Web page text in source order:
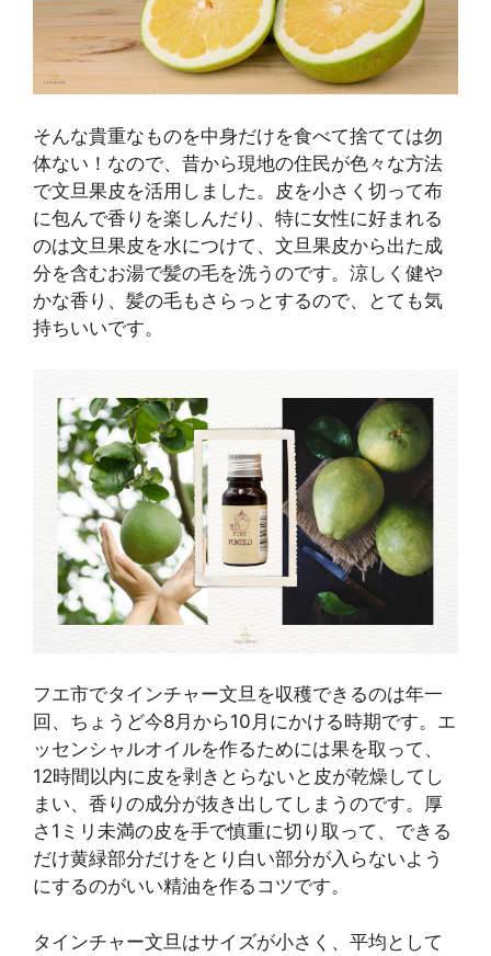
そんな貴重なものを中身だけを食べて捨てては勿
体ない！なので、昔から現地の住民が色々な方法
で文旦果皮を活用しました。皮を小さく切って布
に包んで香りを楽しんだり、特に女性に好まれる
のは文旦果皮を水につけて、文旦果皮から出た成
分を含むお湯で髪の毛を洗うのです。涼しく健や
かな香り、髪の毛もさらっとするので、とても気
持ちいいです。
フエ市でタインチャー文旦を収穫できるのは年一
回、ちょうど今8月から10月にかける時期です。エ
ッセンシャルオイルを作るためには果を取って、
12時間以内に皮を剥きとらないと皮が乾燥してし
まい、香りの成分が抜き出してしまうのです。厚
さ1ミリ未満の皮を手で慎重に切り取って、できる
だけ黄緑部分だけをとり白い部分が入らないよう
にするのがいい精油を作るコツです。
タインチャー文旦はサイズが小さく、平均として